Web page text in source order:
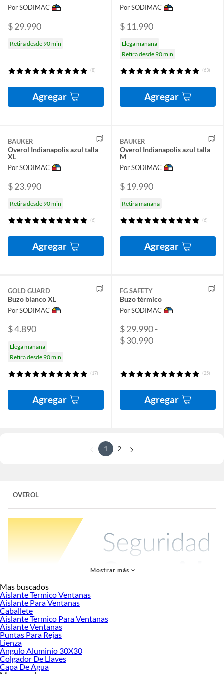
Por SODIMAC
$ 29.990
Retira desde 90 min
(8)
Agregar
Por SODIMAC
$ 11.990
Llega mañana
Retira desde 90 min
(63)
Agregar
BAUKER
Overol Indianapolis azul talla
XL
Por SODIMAC
$ 23.990
Retira desde 90 min
(6)
Agregar
BAUKER
Overol Indianapolis azul talla
M
Por SODIMAC
$ 19.990
Retira mañana
(6)
Agregar
GOLD GUARD
Buzo blanco XL
Por SODIMAC
$ 4.890
Llega mañana
Retira desde 90 min
(17)
Agregar
FG SAFETY
Buzo térmico
Por SODIMAC
$ 29.990 -
$ 30.990
(25)
Agregar
1 2
OVEROL
En Sodimac, ofrecemos una amplia selección de
aseguran comodidad y seguridad para tus tareas diarias. Estas prendas están
diseñadas para proteger todo el cuerpo y son ideales para una variedad de
entornos laborales. Ya sea que trabajes en construcción, mantenimiento o
cualquier faena técnica, nuestros overoles te brindarán la cobertura y la
funcionalidad que necesitas. Equipados con cintas reflectantes para mayor
visibilidad y múltiples bolsillos para un acceso fácil a tus herramientas, son
Mostrar más
Mas buscados
Aislante Termico Ventanas
Aislante Para Ventanas
Caballete
Aislante Termico Para Ventanas
Aislante Ventanas
Puntas Para Rejas
Lienza
Angulo Aluminio 30X30
Colgador De Llaves
Capa De Agua